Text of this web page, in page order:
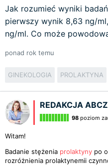
Jak rozumieć wyniki
pierwszy wynik 8,63 ng/
ng/ml. Co może
ponad rok temu
GINEKOLOGIA PROLAKTYNA
REDAKCJA
98 poziom
Witam!
Badanie stężenia prolaktyny po
rozróżnienia prolaktynemii